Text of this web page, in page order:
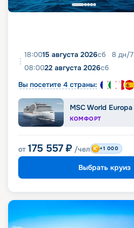
18:0015 августа 2026сб 8 дн/7
08:0022 августа 2026сб
Вы посетите 4 страны:
MSC World Europa
КОМФОРТ
от 175 557 ₽ /чел +1 000
Выбрать круиз